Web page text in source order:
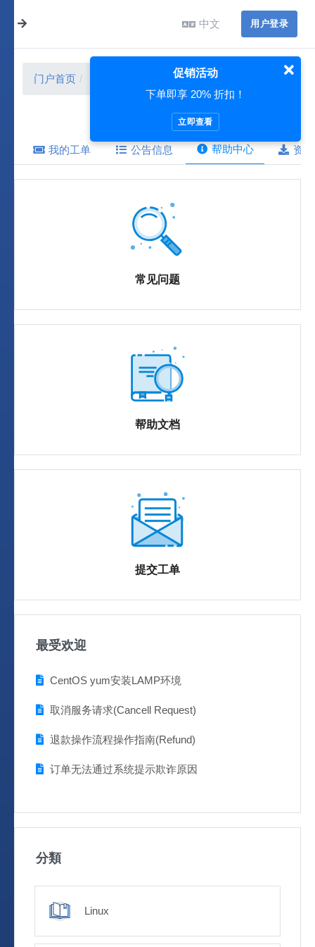
中文 用户登录
门户首页
我的工单 公告信息 帮助中心 资
常见问题
帮助文档
提交工单
最受欢迎
CentOS yum安装LAMP环境
取消服务请求(Cancell Request)
退款操作流程操作指南(Refund)
订单无法通过系统提示欺诈原因
分類
Linux
促销活动
下单即享 20% 折扣！
立即查看